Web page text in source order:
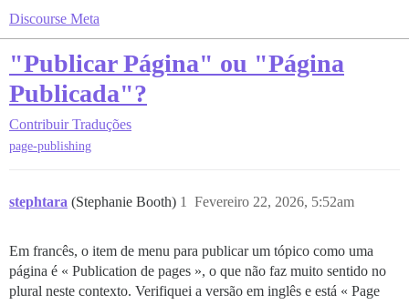
Discourse Meta
"Publicar Página" ou "Página
Publicada"?
Contribuir Traduções
page-publishing
stephtara (Stephanie Booth) Fevereiro 22, 2026, 5:52am
1
Em francês, o item de menu para publicar um tópico como uma
página é « Publication de pages », o que não faz muito sentido no
plural neste contexto. Verifiquei a versão em inglês e está « Page